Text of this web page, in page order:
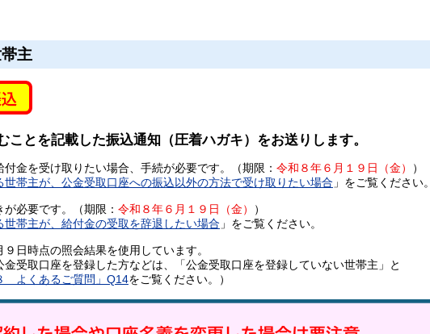
主
ことを記載した振込通知（圧着ハガキ）をお送りします。
を受け取りたい場合、手続が必要です。（期限： 令和８年６月１９日（金）
）
帯主が、公金受取口座への振込以外の方法で受け取りたい場合 」をご覧ください。
必要です。（期限： 令和８年６月１９日（金）
）
帯主が、給付金の受取を辞退したい場合 」をご覧ください。
日時点の照会結果を使用しています。
取口座を登録した方などは、「公金受取口座を登録していない世帯主」と
よくあるご質問」Q14をご覧ください。）